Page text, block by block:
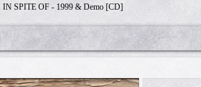
IN SPITE OF - 1999 & Demo [CD]